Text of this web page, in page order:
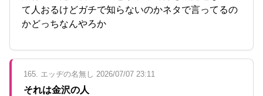
て人おるけどガチで知らないのかネタで言ってるの
かどっちなんやろか
165. エッヂの名無し 2026/07/07 23:11
それは金沢の人